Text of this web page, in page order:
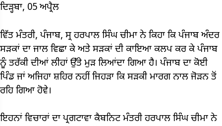
ਦਿੜ੍ਹਬਾ, 05 ਅਪ੍ਰੈਲ
ਵਿੱਤ ਮੰਤਰੀ, ਪੰਜਾਬ, ਸ੍ਰ ਹਰਪਾਲ ਸਿੰਘ ਚੀਮਾ ਨੇ ਕਿਹਾ ਕਿ ਪੰਜਾਬ ਅੰਦਰ
ਸੜਕਾਂ ਦਾ ਜਾਲ ਵਿਛਾ ਕੇ ਅਤੇ ਸੜਕਾਂ ਦੀ ਕਾਇਆ ਕਲਪ ਕਰ ਕੇ ਪੰਜਾਬ
ਨੂੰ ਤਰੱਕੀ ਦੀਆਂ ਲੀਹਾਂ ਉੱਤੇ ਮੁੜ ਲਿਆਂਦਾ ਗਿਆ ਹੈ। ਪੰਜਾਬ ਦਾ ਕੋਈ
ਪਿੰਡ ਜਾਂ ਅਜਿਹਾ ਸ਼ਹਿਰ ਨਹੀਂ ਜਿਹੜਾ ਕਿ ਸੜਕੀ ਮਾਰਗ ਨਾਲ ਜੋੜਨ ਤੋਂ
ਰਹਿ ਗਿਆ ਹੋਵੇ।
ਇਹਨਾਂ ਵਿਚਾਰਾਂ ਦਾ ਪ੍ਰਗਟਾਵਾ ਕੈਬਨਿਟ ਮੰਤਰੀ ਹਰਪਾਲ ਸਿੰਘ ਚੀਮਾ ਨੇ